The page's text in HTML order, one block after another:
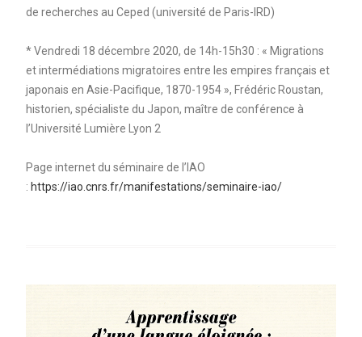
de recherches au Ceped (université de Paris-IRD)
* Vendredi 18 décembre 2020, de 14h-15h30 : « Migrations
et intermédiations migratoires entre les empires français et
japonais en Asie-Pacifique, 1870-1954 », Frédéric Roustan,
historien, spécialiste du Japon, maître de conférence à
l’Université Lumière Lyon 2
Page internet du séminaire de l’IAO
: https://iao.cnrs.fr/manifestations/seminaire-iao/